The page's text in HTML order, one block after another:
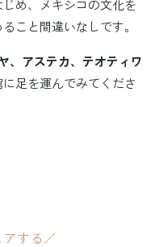
め、メキシコの文化を
こと間違いなしです。
アステカ、テオティワ
足を運んでみてくださ
する／